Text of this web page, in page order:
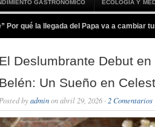
GASTRONÓMICO ECOLOGÍA Y
Por qué la llegada del Papa va a cambiar
El Deslumbrante Debut
Belén: Un Sueño en
Posted byadminon abril 29, 2026 · 2 Comentarios